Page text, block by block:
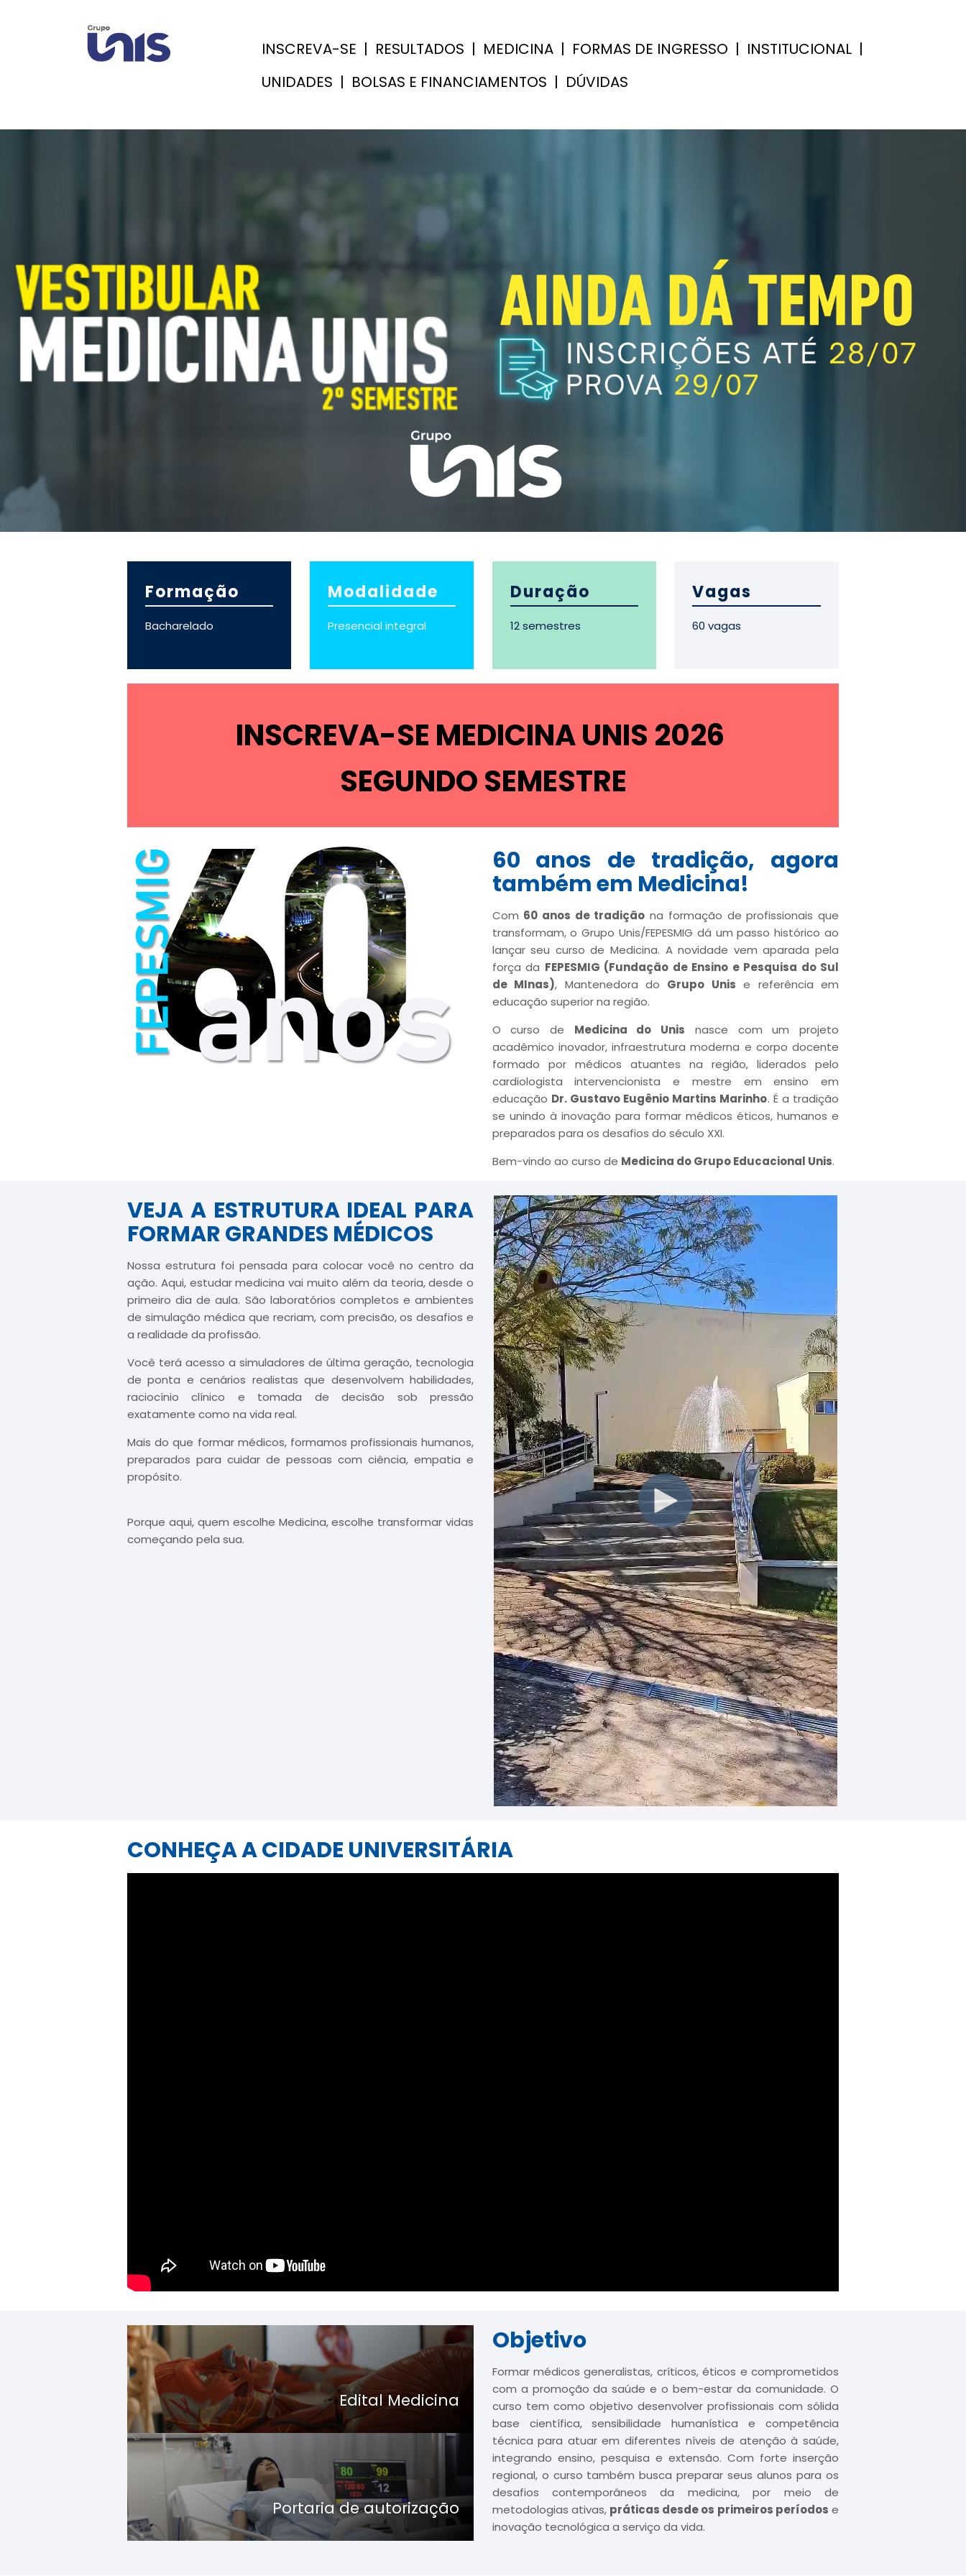
INSCREVA-SE | RESULTADOS | MEDICINA | FORMAS DE INGRESSO | INSTITUCIONAL |
UNIDADES | BOLSAS E FINANCIAMENTOS | DÚVIDAS
Formação
Bacharelado
Modalidade
Presencial integral
Duração
12 semestres
Vagas
60 vagas
INSCREVA-SE MEDICINA UNIS 2026
SEGUNDO SEMESTRE
60 anos de tradição, agora
também em Medicina!
Com 60 anos de tradição na formação de profissionais que
transformam, o Grupo Unis/FEPESMIG dá um passo histórico ao
lançar seu curso de Medicina. A novidade vem aparada pela
força da FEPESMIG (Fundação de Ensino e Pesquisa do Sul
de MInas), Mantenedora do Grupo Unis e referência em
educação superior na região.
O curso de Medicina do Unis nasce com um projeto
acadêmico inovador, infraestrutura moderna e corpo docente
formado por médicos atuantes na região, liderados pelo
cardiologista intervencionista e mestre em ensino em
educação Dr. Gustavo Eugênio Martins Marinho. É a tradição
se unindo à inovação para formar médicos éticos, humanos e
preparados para os desafios do século XXI.
Bem-vindo ao curso de Medicina do Grupo Educacional Unis.
VEJA A ESTRUTURA IDEAL PARA
FORMAR GRANDES MÉDICOS
Nossa estrutura foi pensada para colocar você no centro da
ação. Aqui, estudar medicina vai muito além da teoria, desde o
primeiro dia de aula. São laboratórios completos e ambientes
de simulação médica que recriam, com precisão, os desafios e
a realidade da profissão.
Você terá acesso a simuladores de última geração, tecnologia
de ponta e cenários realistas que desenvolvem habilidades,
raciocínio clínico e tomada de decisão sob pressão
exatamente como na vida real.
Mais do que formar médicos, formamos profissionais humanos,
preparados para cuidar de pessoas com ciência, empatia e
propósito.
Porque aqui, quem escolhe Medicina, escolhe transformar vidas
começando pela sua.
CONHEÇA A CIDADE UNIVERSITÁRIA
Edital Medicina
Portaria de autorização
Objetivo
Formar médicos generalistas, críticos, éticos e comprometidos
com a promoção da saúde e o bem-estar da comunidade. O
curso tem como objetivo desenvolver profissionais com sólida
base científica, sensibilidade humanística e competência
técnica para atuar em diferentes níveis de atenção à saúde,
integrando ensino, pesquisa e extensão. Com forte inserção
regional, o curso também busca preparar seus alunos para os
desafios contemporâneos da medicina, por meio de
metodologias ativas, práticas desde os primeiros períodos e
inovação tecnológica a serviço da vida.